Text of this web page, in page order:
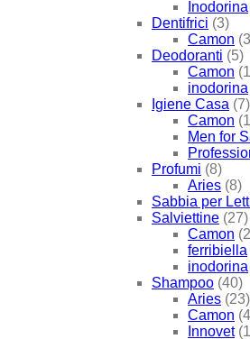
Inodorina
Dentifrici (3)
Camon
Deodoranti (5)
Camon
inodorina
Igiene Casa (7)
Camon
Men for
Profumi (8)
Aries (8)
Sabbia per
Salviettine (27)
Camon
ferribiella
inodorina
Shampoo (40)
Aries (23)
Camon
Innovet